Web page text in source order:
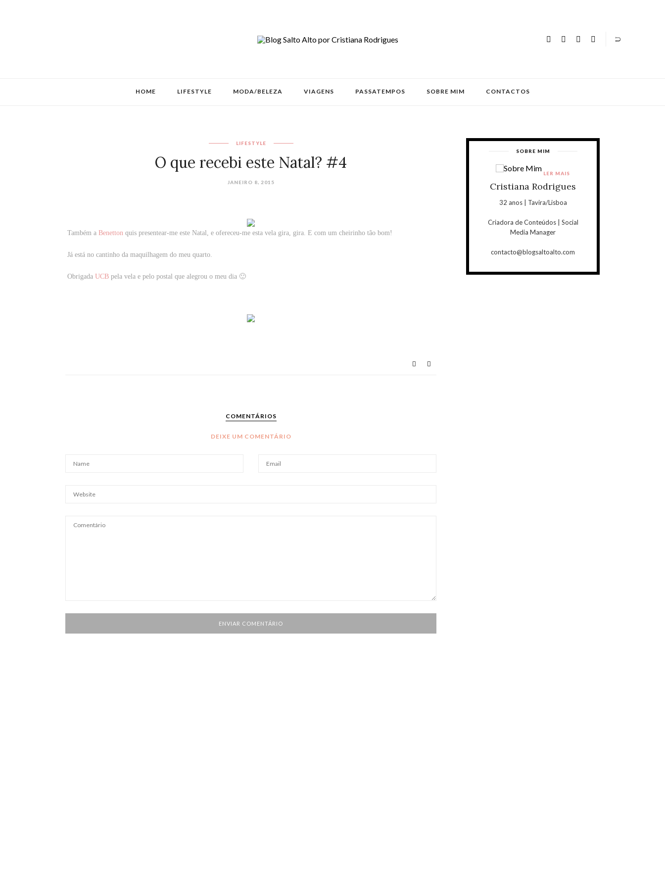
HOME LIFESTYLE MODA/BELEZA VIAGENS PASSATEMPOS SOBRE MIM CONTACTOS
LIFESTYLE
O que recebi este Natal? #4
JANEIRO 8, 2015
Também a Benetton quis presentear-me este Natal, e ofereceu-me esta vela gira, gira. E com um cheirinho tão bom!
Já está no cantinho da maquilhagem do meu quarto.
Obrigada UCB pela vela e pelo postal que alegrou o meu dia 🙂
COMENTÁRIOS
DEIXE UM COMENTÁRIO
SOBRE MIM
Cristiana Rodrigues
32 anos | Tavira/Lisboa
Criadora de Conteúdos | Social
Media Manager
contacto@blogsaltoalto.com
LER MAIS